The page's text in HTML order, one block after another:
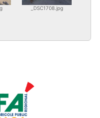
_DSC1708.jpg